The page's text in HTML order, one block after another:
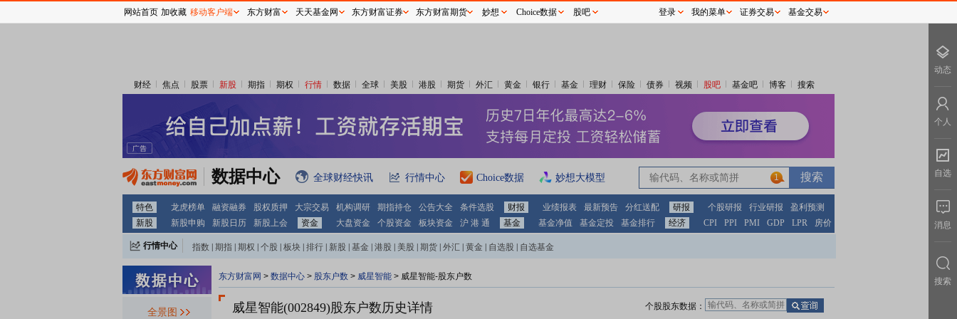
财经 焦点 股票 新股 期指 期权 行情 数据 全球 美股 港股 期货 外汇 黄金 银行 基金 理财 保险 债券 视频 股吧 基金吧 博客 搜索
数据中心 全球财经快讯 行情中心 Choice数据 妙想大模型 1
特色 龙虎榜单 融资融券 股权质押 大宗交易 机构调研 期指持仓 公告大全 条件选股 财报 业绩报表 最新预告 分红送配 研报 个股研报 行业研报
盈利预测
新股
新股申购 新股日历 新股上会 资金 大盘资金 个股资金 板块资金 沪 港 通 基金 基金净值 基金定投 基金排行 经济 CPI PPI PMI GDP LPR 房价
行情中心 指数 期指 期权 个股 板块 排行 新股 基金 港股 美股 期货 外汇 黄金 自选股 自选基金
全景图
东方财富网 > 数据中心 > 股东户数 > 威星智能 > 威星智能-股东户数
威星智能(002849)股东户数历史详情 个股股东数据：
网站首页 加收藏 移动客户端 东方财富 天天基金网 东方财富证券 东方财富期货 妙想 Choice数据 股吧 登录 我的菜单 证券交易 基金交易
动态
个人
自选
消息
搜索